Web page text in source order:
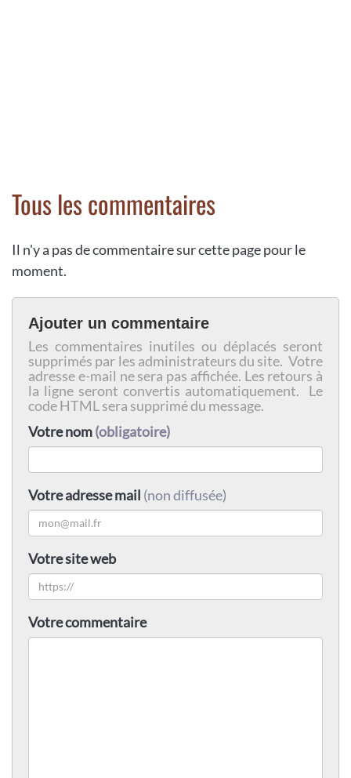
Tous les commentaires
Il n'y a pas de commentaire sur cette page pour le
moment.
Ajouter un commentaire
Les commentaires inutiles ou déplacés seront
supprimés par les administrateurs du site. Votre
adresse e-mail ne sera pas affichée. Les retours à
la ligne seront convertis automatiquement. Le
code HTML sera supprimé du message.
Votre nom(obligatoire)
Votre adresse mail (non diffusée)
Votre site web
Votre commentaire